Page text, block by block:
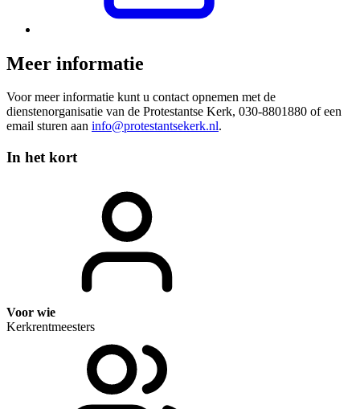
Meer informatie
Voor meer informatie kunt u contact opnemen met de
dienstenorganisatie van de Protestantse Kerk, 030-8801880 of een
email sturen aan info@protestantsekerk.nl.
In het kort
Voor wie
Kerkrentmeesters